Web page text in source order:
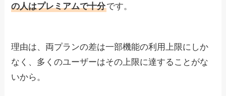
の人はプレミアムで十分です。
理由は、両プランの差は一部機能の利用上限にしか
なく、多くのユーザーはその上限に達することがな
いから。